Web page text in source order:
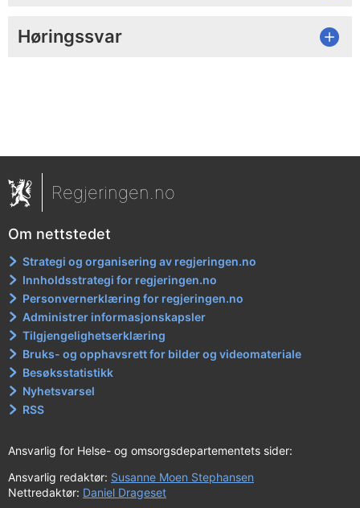
Høringssvar
Regjeringen.no
Om nettstedet
Strategi og organisering av regjeringen.no
Innholdsstrategi for regjeringen.no
Personvernerklæring for regjeringen.no
Administrer informasjonskapsler
Tilgjengelighetserklæring
Bruks- og opphavsrett for bilder og videomateriale
Besøksstatistikk
Nyhetsvarsel
RSS
Ansvarlig for Helse- og omsorgsdepartementets sider:
Ansvarlig redaktør: Susanne Moen Stephansen
Nettredaktør: Daniel Drageset